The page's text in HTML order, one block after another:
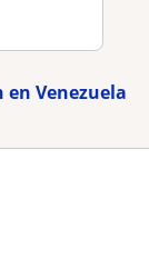
en Venezuela